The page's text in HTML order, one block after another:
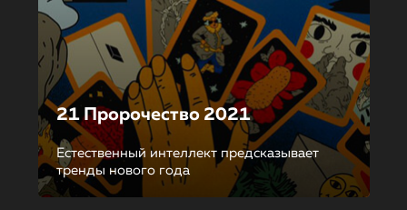
21 Пророчество 2021
Естественный интеллект предсказывает
тренды нового года